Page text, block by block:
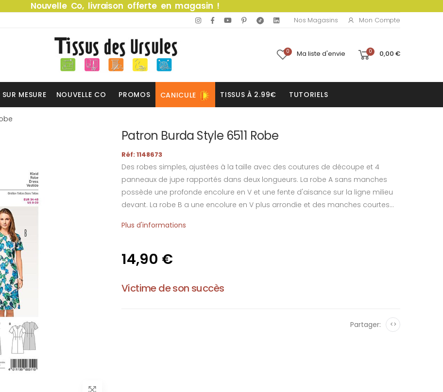
Nouvelle Co, livraison offerte en magasin !
Nos Magasins Mon Compte
0 Ma liste d'envie 0 0,00 €
MESURE NOUVELLE CO PROMOS CANICULE TISSUS À 2.99€ TUTORIELS
Patron Burda Style 6511 Robe
Réf: 1148673
Des robes simples, ajustées à la taille avec des coutures de découpe et 4
panneaux de jupe rapportés dans deux longueurs. La robe A sans manches
possède une profonde encolure en V et une fente d'aisance sur la ligne milieu
devant. La robe B a une encolure en V plus arrondie et des manches courtes...
Plus d'informations
14,90 €
Victime de son succès
Partager: <>